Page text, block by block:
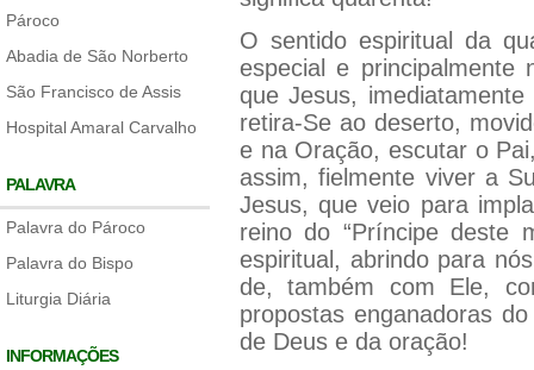
Pároco
Abadia de São Norberto
São Francisco de Assis
Hospital Amaral Carvalho
PALAVRA
Palavra do Pároco
Palavra do Bispo
Liturgia Diária
INFORMAÇÕES
O sentido espiritual da
especial e principalmente
que Jesus,
retira-Se ao deserto,
e na Oração, escutar o
assim, fielmente viver a
Jesus, que veio para
reino do “Príncipe deste
espiritual, abrindo para
de, também com Ele,
propostas enganadoras
de Deus e da oração!